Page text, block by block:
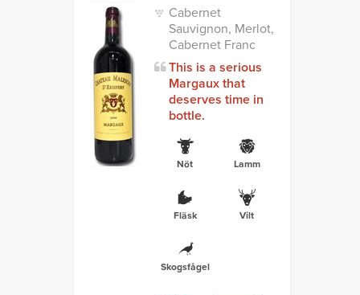
Cabernet
Sauvignon, Merlot,
Cabernet Franc
This is a serious
Margaux that
deserves time in
bottle.
Nöt Lamm
Fläsk Vilt
Skogsfågel